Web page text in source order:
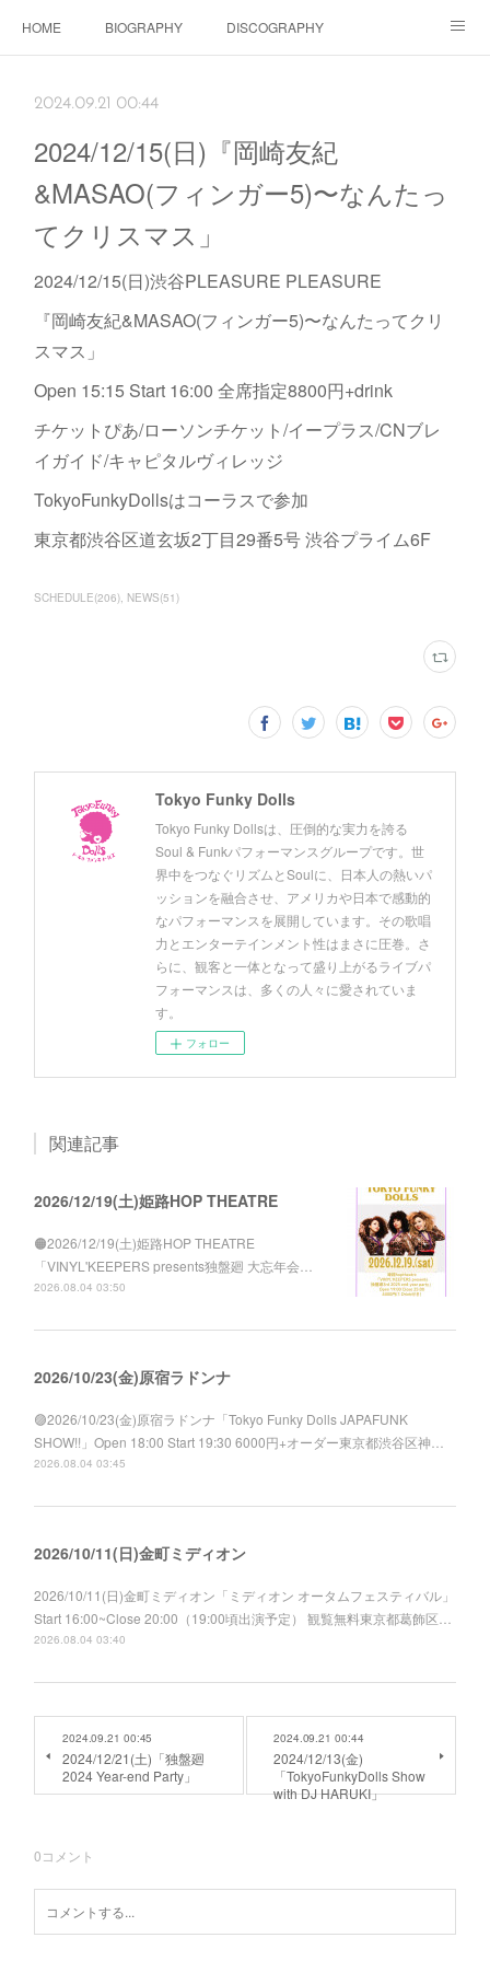
HOME BIOGRAPHY DISCOGRAPHY
2024.09.21 00:44
2024/12/15(日)『岡崎友紀
&MASAO(フィンガー5)〜なんたっ
てクリスマス」
2024/12/15(日)渋谷PLEASURE PLEASURE
『岡崎友紀&MASAO(フィンガー5)〜なんたってクリ
スマス」
Open 15:15 Start 16:00 全席指定8800円+drink
チケットぴあ/ローソンチケット/イープラス/CNブレ
イガイド/キャピタルヴィレッジ
TokyoFunkyDollsはコーラスで参加
東京都渋谷区道玄坂2丁目29番5号 渋谷プライム6F
SCHEDULE(206) NEWS(51)
Tokyo Funky Dolls
Tokyo Funky Dollsは、圧倒的な実力を誇る
Soul & Funkパフォーマンスグループです。世
界中をつなぐリズムとSoulに、日本人の熱いパ
ッションを融合させ、アメリカや日本で感動的
なパフォーマンスを展開しています。その歌唱
力とエンターテインメント性はまさに圧巻。さ
らに、観客と一体となって盛り上がるライブパ
フォーマンスは、多くの人々に愛されていま
す。
フォロー
関連記事
2026/12/19(土)姫路HOP THEATRE
🟠2026/12/19(土)姫路HOP THEATRE
「VINYL'KEEPERS presents独盤廻 大忘年会…
2026.08.04 03:50
2026/10/23(金)原宿ラドンナ
🟣2026/10/23(金)原宿ラドンナ「Tokyo Funky Dolls JAPAFUNK
SHOW!!」Open 18:00 Start 19:30 6000円+オーダー東京都渋谷区神…
2026.08.04 03:45
2026/10/11(日)金町ミディオン
2026/10/11(日)金町ミディオン「ミディオン オータムフェスティバル」
Start 16:00~Close 20:00（19:00頃出演予定） 観覧無料東京都葛飾区…
2026.08.04 03:40
2024.09.21 00:45
2024/12/21(土)「独盤廻
2024 Year-end Party」
2024.09.21 00:44
2024/12/13(金)
「TokyoFunkyDolls Show
with DJ HARUKI」
0コメント